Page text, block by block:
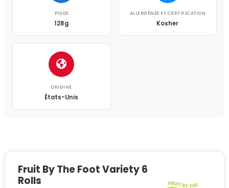
POIDS
128g
ALLERGÈNES ET CERTIFICATION
Kosher
ORIGINE
États-Unis
Fruit By The Foot Variety 6
Rolls